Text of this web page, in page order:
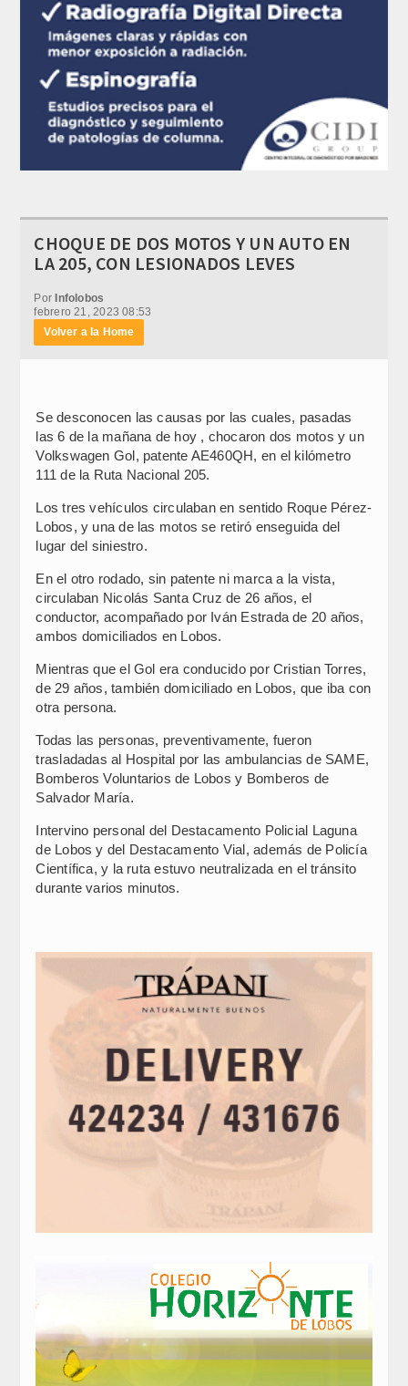
CHOQUE DE DOS MOTOS Y UN AUTO EN
LA 205, CON LESIONADOS LEVES
PorInfolobos
febrero 21, 2023 08:53
Volver a la Home
Se desconocen las causas por las cuales, pasadas
las 6 de la mañana de hoy , chocaron dos motos y un
Volkswagen Gol, patente AE460QH, en el kilómetro
111 de la Ruta Nacional 205.
Los tres vehículos circulaban en sentido Roque Pérez-
Lobos, y una de las motos se retiró enseguida del
lugar del siniestro.
En el otro rodado, sin patente ni marca a la vista,
circulaban Nicolás Santa Cruz de 26 años, el
conductor, acompañado por Iván Estrada de 20 años,
ambos domiciliados en Lobos.
Mientras que el Gol era conducido por Cristian Torres,
de 29 años, también domiciliado en Lobos, que iba con
otra persona.
Todas las personas, preventivamente, fueron
trasladadas al Hospital por las ambulancias de SAME,
Bomberos Voluntarios de Lobos y Bomberos de
Salvador María.
Intervino personal del Destacamento Policial Laguna
de Lobos y del Destacamento Vial, además de Policía
Científica, y la ruta estuvo neutralizada en el tránsito
durante varios minutos.